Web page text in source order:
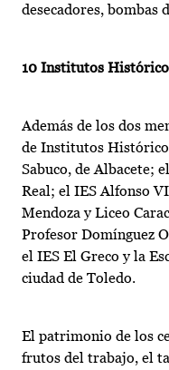
desecadores, bombas
10 Institutos
Además de los dos
de Institutos
Sabuco, de Albacete;
Real; el IES Alfonso
Mendoza y Liceo
Profesor Domínguez
el IES El Greco y la
ciudad de Toledo.
El patrimonio de los
frutos del trabajo, el